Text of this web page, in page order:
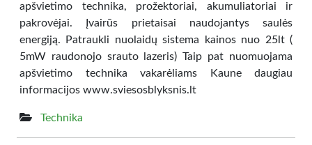
apšvietimo technika, prožektoriai, akumuliatoriai ir
pakrovėjai. Įvairūs prietaisai naudojantys saulės
energiją. Patraukli nuolaidų sistema kainos nuo 25lt (
5mW raudonojo srauto lazeris) Taip pat nuomuojama
apšvietimo technika vakarėliams Kaune daugiau
informacijos www.sviesosblyksnis.lt
Technika